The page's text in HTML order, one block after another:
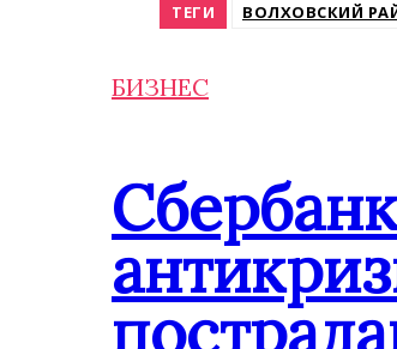
ТЕГИ ВОЛХОВСКИЙ
БИЗНЕС